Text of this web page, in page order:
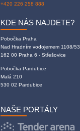
+420 226 258 888
KDE NÁS NAJDETE?
Pobočka Praha
Nad Hradním vodojemem 1108/53
162 00 Praha 6 - Střešovice
Pobočka Pardubice
Malá 210
530 02 Pardubice
NAŠE PORTÁLY